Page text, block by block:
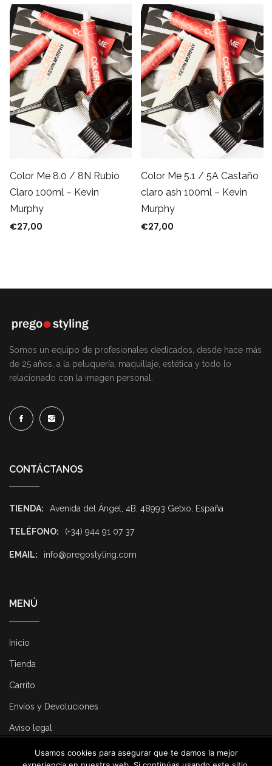
Color Me 8.0 / 8N Rubio
Claro 100ml – Kevin
Murphy
€27,00
Color Me 5.1 / 5A Castaño
claro ash 100ml – Kevin
Murphy
€27,00
Somos un equipo de profesionales dedicados, desde hace más
de 25 años, a la peluquería, maquillaje, estética y todo lo
relacionado con la imagen personal.
CONTÁCTANOS
TIENDA: Avenida del Ángel, 4B, 48993 Getxo, España
TELÉFONO: (+34) 944 91 07 37
EMAIL: info@pregostyling.com
MENÚ
Inicio
Tienda
Carrito
Envíos y Devoluciones
Aviso legal
© 2025 Pregostyling. All Rights Reserved. Developed by Dirk
Usamos cookies para asegurar que te damos la mejor